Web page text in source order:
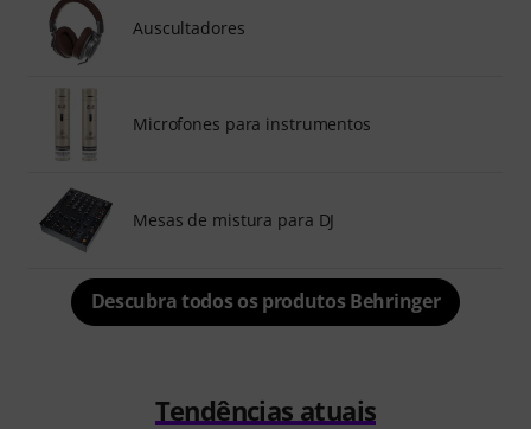
Auscultadores
Microfones para instrumentos
Mesas de mistura para DJ
Descubra todos os produtos Behringer
Tendências atuais